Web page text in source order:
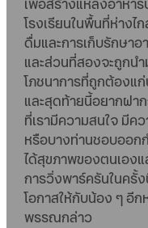
เพื่อสร้างแหล่งอาหา
โรงเรียนในพื้นที่ห่าง
ดื่มและการเก็บรักษาอ
และส่วนที่สองจะถูกน
โภชนาการที่ถูกต้องแ
และสุดท้ายนี้อยากฝา
ที่เรามีความสนใจ มี
หรือบางท่านชอบออก
ได้สุขภาพของตนเอง
การวิ่งพาร์ครันในครั้
โอกาสให้กับน้อง ๆ อี
พรรณกล่าว